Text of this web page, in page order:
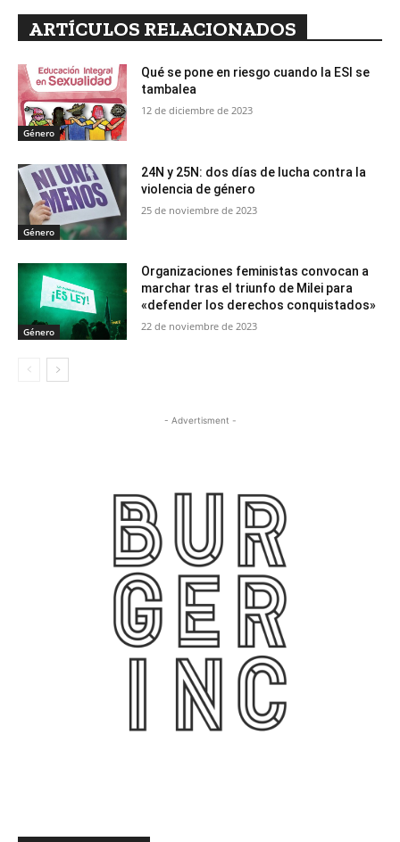
ARTÍCULOS RELACIONADOS
Género
Qué se pone en riesgo cuando la ESI se
tambalea
12 de diciembre de 2023
Género
24N y 25N: dos días de lucha contra la
violencia de género
25 de noviembre de 2023
Género
Organizaciones feministas convocan a
marchar tras el triunfo de Milei para
«defender los derechos conquistados»
22 de noviembre de 2023
- Advertisment -